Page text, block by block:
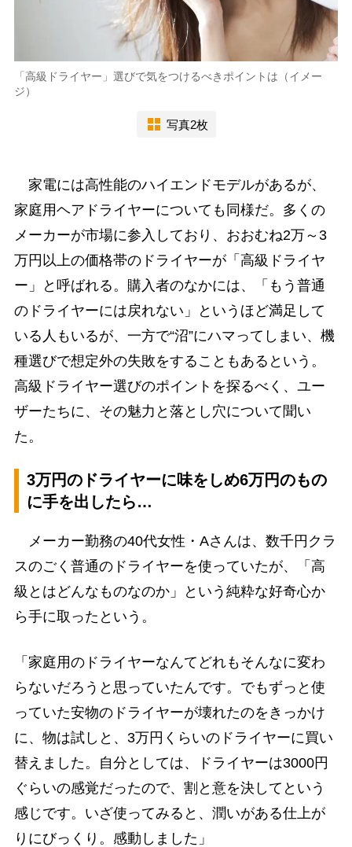
「高級ドライヤー」選びで気をつけるべきポイントは（イメー
ジ）
写真2枚
家電には高性能のハイエンドモデルがあるが、
家庭用ヘアドライヤーについても同様だ。多くの
メーカーが市場に参入しており、おおむね2万～3
万円以上の価格帯のドライヤーが「高級ドライヤ
ー」と呼ばれる。購入者のなかには、「もう普通
のドライヤーには戻れない」というほど満足して
いる人もいるが、一方で“沼”にハマってしまい、機
種選びで想定外の失敗をすることもあるという。
高級ドライヤー選びのポイントを探るべく、ユー
ザーたちに、その魅力と落とし穴について聞い
た。
3万円のドライヤーに味をしめ6万円のもの
に手を出したら…
メーカー勤務の40代女性・Aさんは、数千円クラ
スのごく普通のドライヤーを使っていたが、「高
級とはどんなものなのか」という純粋な好奇心か
ら手に取ったという。
「家庭用のドライヤーなんてどれもそんなに変わ
らないだろうと思っていたんです。でもずっと使
っていた安物のドライヤーが壊れたのをきっかけ
に、物は試しと、3万円くらいのドライヤーに買い
替えました。自分としては、ドライヤーは3000円
ぐらいの感覚だったので、割と意を決してという
感じです。いざ使ってみると、潤いがある仕上が
りにびっくり。感動しました」